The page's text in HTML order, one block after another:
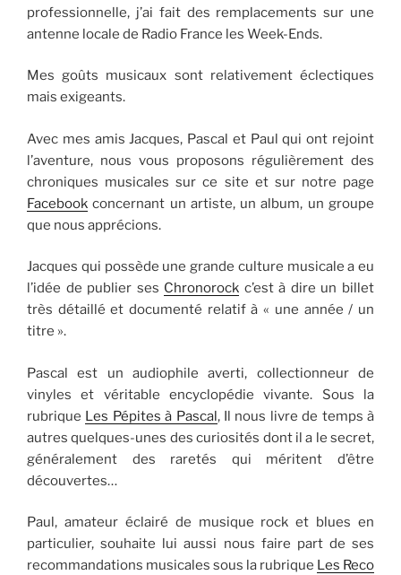
professionnelle, j’ai fait des remplacements sur une
antenne locale de Radio France les Week-Ends.
Mes goûts musicaux sont relativement éclectiques
mais exigeants.
Avec mes amis Jacques, Pascal et Paul qui ont rejoint
l’aventure, nous vous proposons régulièrement des
chroniques musicales sur ce site et sur notre page
Facebook concernant un artiste, un album, un groupe
que nous apprécions.
Jacques qui possède une grande culture musicale a eu
l’idée de publier ses Chronorock c’est à dire un billet
très détaillé et documenté relatif à « une année / un
titre ».
Pascal est un audiophile averti, collectionneur de
vinyles et véritable encyclopédie vivante. Sous la
rubrique Les Pépites à Pascal, Il nous livre de temps à
autres quelques-unes des curiosités dont il a le secret,
généralement des raretés qui méritent d’être
découvertes…
Paul, amateur éclairé de musique rock et blues en
particulier, souhaite lui aussi nous faire part de ses
recommandations musicales sous la rubrique Les Reco